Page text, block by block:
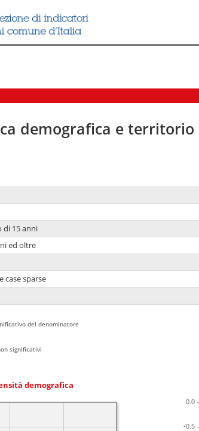
demografica e territorio
di 15 anni
ed oltre
case sparse
del denominatore
significativi
demografica
-0.5
0.0